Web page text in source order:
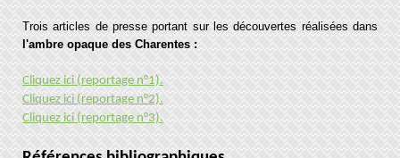
Trois articles de presse portant sur les découvertes réalisées dans
l'ambre opaque des Charentes :
Cliquez ici (reportage n°1).
Cliquez ici (reportage n°2).
Cliquez ici (reportage n°3).